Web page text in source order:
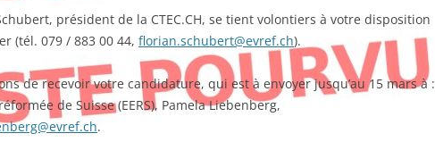
président de la CTEC.CH, se tient volontiers à votre disposition
(tél. 079 / 883 00 44, florian.schubert@evref.ch).
de recevoir votre candidature, qui est à envoyer jusqu’au 15 mars à :
de Suisse (EERS), Pamela Liebenberg,
.